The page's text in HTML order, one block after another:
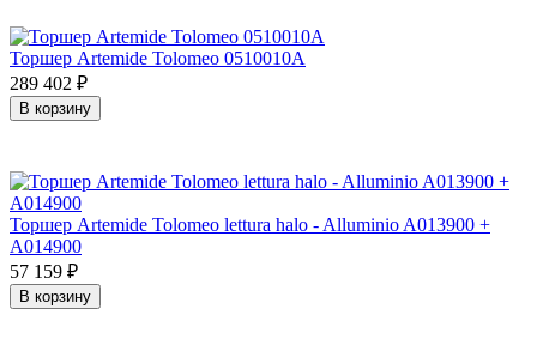
Торшер Artemide Tolomeo 0510010A
289 402 ₽
В корзину
Торшер Artemide Tolomeo lettura halo - Alluminio A013900 +
A014900
57 159 ₽
В корзину